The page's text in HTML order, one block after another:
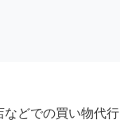
などでの買い物代行